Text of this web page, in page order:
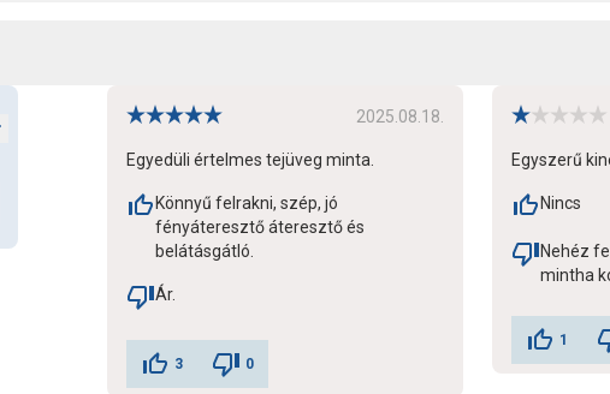
2025.08.18.
Egyedüli értelmes tejüveg minta.
Könnyű felrakni, szép, jó
fényáteresztő áteresztő és
belátásgátló.
Ár.
3 0
Egyszerű
Nincs
Nehéz
mintha
1